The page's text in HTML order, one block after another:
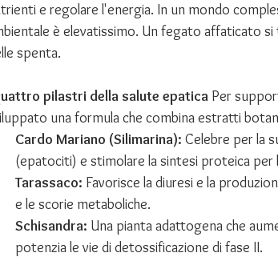
e regolare l'energia. In un mondo
è elevatissimo. Un fegato affaticato
spenta.
pilastri della salute epatica Per
una formula che combina estratti
Cardo Mariano (Silimarina): Celebre per la
(epatociti) e stimolare la sintesi proteica per
Tarassaco: Favorisce la diuresi e la
e le scorie metaboliche.
Schisandra: Una pianta adattogena che
potenzia le vie di detossificazione di fase II.